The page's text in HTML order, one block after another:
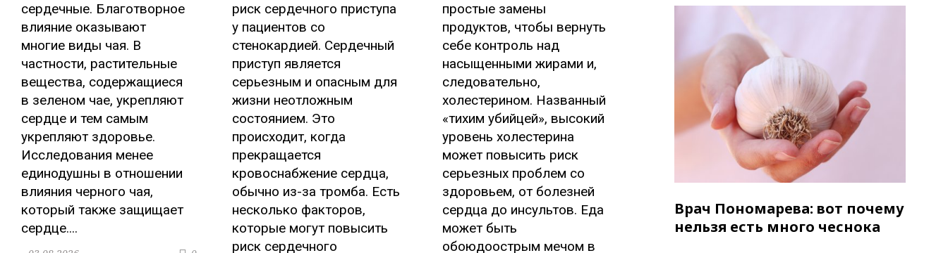
сердечные. Благотворное
влияние оказывают
многие виды чая. В
частности, растительные
вещества, содержащиеся
в зеленом чае, укрепляют
сердце и тем самым
укрепляют здоровье.
Исследования менее
единодушны в отношении
влияния черного чая,
который также защищает
сердце....
риск сердечного приступа
у пациентов со
стенокардией. Сердечный
приступ является
серьезным и опасным для
жизни неотложным
состоянием. Это
происходит, когда
прекращается
кровоснабжение сердца,
обычно из-за тромба. Есть
несколько факторов,
которые могут повысить
риск сердечного
простые замены
продуктов, чтобы вернуть
себе контроль над
насыщенными жирами и,
следовательно,
холестерином. Названный
«тихим убийцей», высокий
уровень холестерина
может повысить риск
серьезных проблем со
здоровьем, от болезней
сердца до инсультов. Еда
может быть
обоюдоострым мечом в
Врач Пономарева: вот почему
нельзя есть много чеснока